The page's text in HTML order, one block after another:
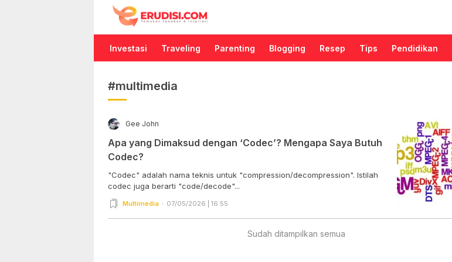
Erudisi
Temukan Jawaban dan Inspirasi
Investasi Traveling Parenting Blogging Resep Tips Pendidikan
#multimedia
Gee John
Apa yang Dimaksud dengan ‘Codec’? Mengapa Saya Butuh
Codec?
"Codec" adalah nama teknis untuk "compression/decompression". Istilah
codec juga berarti "code/decode"...
Multimedia 07/05/2026 | 16:55
Sudah ditampilkan semua